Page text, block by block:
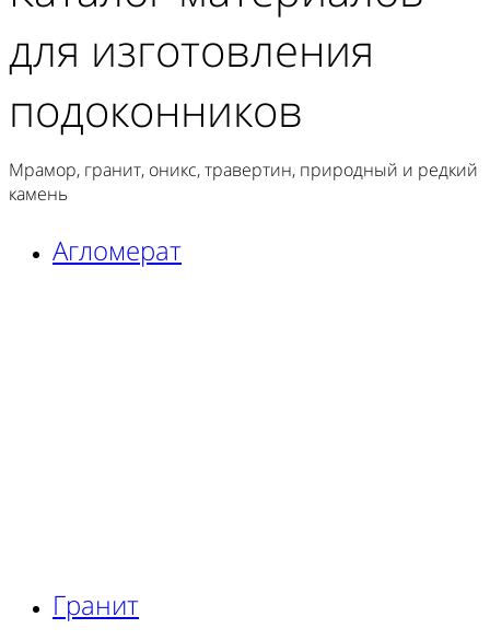
для изготовления
подоконников
Мрамор, гранит, оникс, травертин, природный и редкий
камень
Агломерат
Гранит